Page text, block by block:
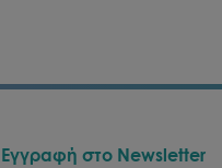
Εγγραφή στο Newsletter